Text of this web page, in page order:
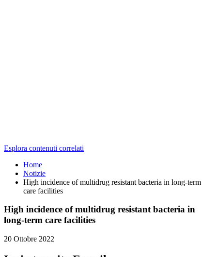
Esplora contenuti correlati
Home
Notizie
High incidence of multidrug resistant bacteria in long-term
care facilities
High incidence of multidrug resistant bacteria in
long-term care facilities
20 Ottobre 2022